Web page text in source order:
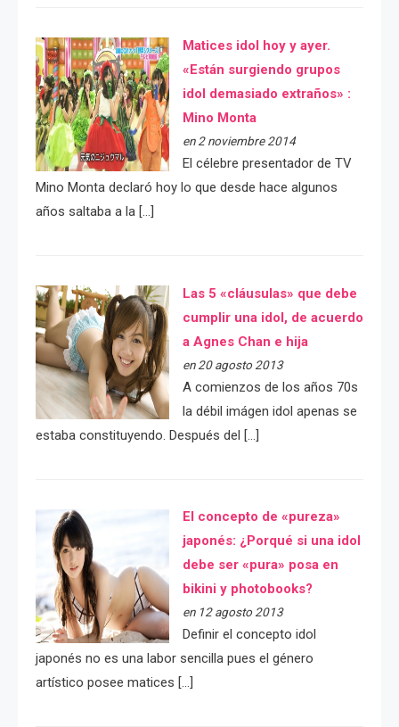
Matices idol hoy y ayer.
«Están surgiendo grupos
idol demasiado extraños» :
Mino Monta
en 2 noviembre 2014
El célebre presentador de TV
Mino Monta declaró hoy lo que desde hace algunos
años saltaba a la […]
Las 5 «cláusulas» que debe
cumplir una idol, de acuerdo
a Agnes Chan e hija
en 20 agosto 2013
A comienzos de los años 70s
la débil imágen idol apenas se
estaba constituyendo. Después del […]
El concepto de «pureza»
japonés: ¿Porqué si una idol
debe ser «pura» posa en
bikini y photobooks?
en 12 agosto 2013
Definir el concepto idol
japonés no es una labor sencilla pues el género
artístico posee matices […]